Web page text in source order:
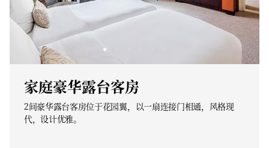
家庭豪华露台客房
2间豪华露台客房位于花园翼，以一扇连接门相通，风格现
代，设计优雅。